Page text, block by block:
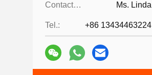
Contactpersonen: Ms. Linda
Tel.: +86 13434463224